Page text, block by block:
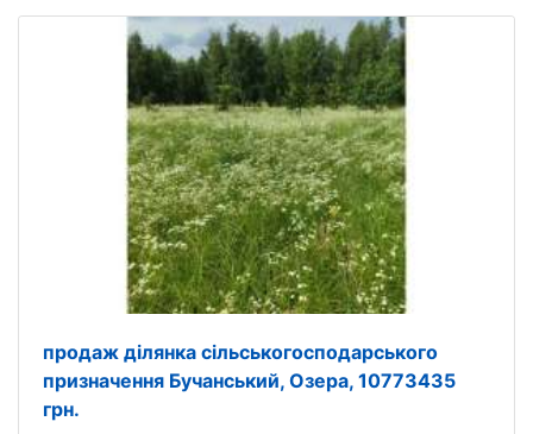
продаж ділянка сільськогосподарського
призначення Бучанський, Озера, 10773435
грн.